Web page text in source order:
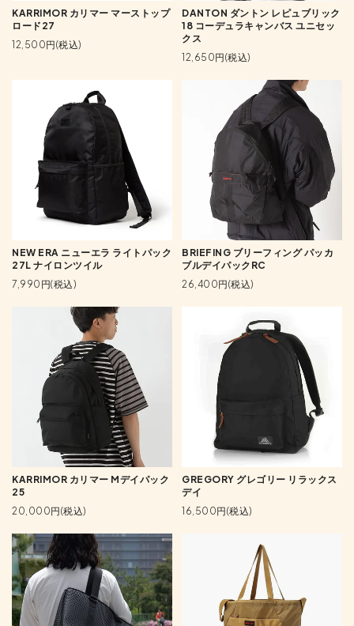
KARRIMOR カリマー マーストップ
ロード27
12,500円(税込)
DANTON ダントン レピュブリック
18 コーデュラキャンバス ユニセッ
クス
12,650円(税込)
NEW ERA ニューエラ ライトパック
27L ナイロンツイル
7,990円(税込)
BRIEFING ブリーフィング パッカ
ブルデイパックRC
26,400円(税込)
KARRIMOR カリマー Mデイパック
25
20,000円(税込)
GREGORY グレゴリー リラックス
デイ
16,500円(税込)